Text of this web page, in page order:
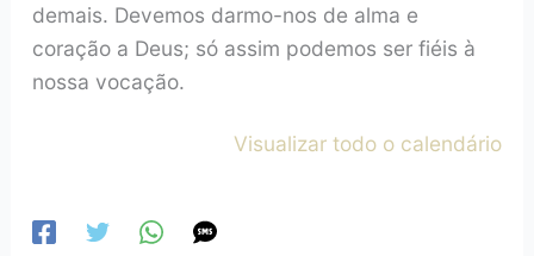
demais. Devemos darmo-nos de alma e
coração a Deus; só assim podemos ser fiéis à
nossa vocação.
Visualizar todo o calendário